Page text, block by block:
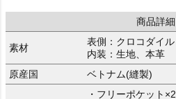
商品詳細
素材
表側：クロコダイル
内装：生地、本革
原産国
ベトナム(縫製)
・フリーポケット×2